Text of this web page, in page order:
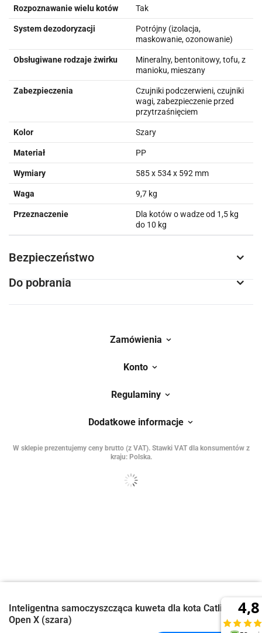
Rozpoznawanie wielu kotów Tak
System dezodoryzacji
Potrójny (izolacja,
maskowanie, ozonowanie)
Obsługiwane rodzaje żwirku
Mineralny, bentonitowy, tofu, z
manioku, mieszany
Zabezpieczenia
Czujniki podczerwieni, czujniki
wagi, zabezpieczenie przed
przytrzaśnięciem
Kolor Szary
Materiał PP
Wymiary 585 x 534 x 592 mm
Waga 9,7 kg
Przeznaczenie
Dla kotów o wadze od 1,5 kg
do 10 kg
Bezpieczeństwo
Do pobrania
Inteligentna samoczyszcząca kuweta dla kota Catlink
Open X (szara)
Zamówienia
Konto
Regulaminy
Dodatkowe informacje
W sklepie prezentujemy ceny brutto (z VAT). Stawki VAT dla konsumentów z
kraju: Polska.